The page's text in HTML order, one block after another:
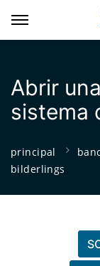
Abrir
sistema
principal
bilderlings